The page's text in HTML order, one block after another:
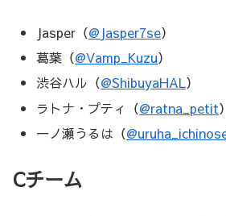
Jasper（@Jasper7se）
葛葉（@Vamp_Kuzu）
渋谷ハル（@ShibuyaHAL）
ラトナ・プティ（@ratna_petit）
一ノ瀬うるは（
Cチーム